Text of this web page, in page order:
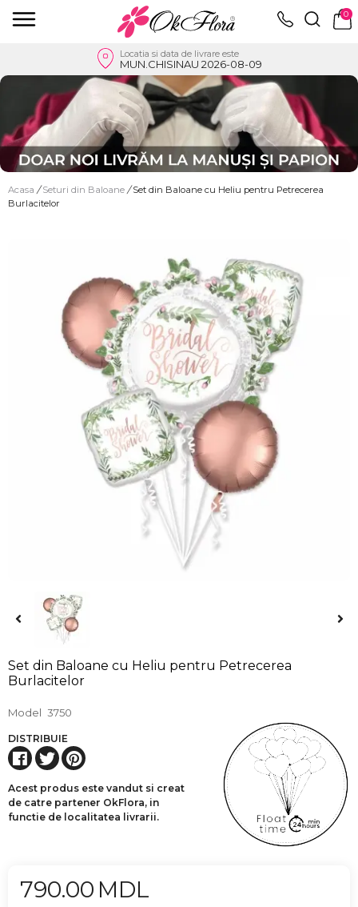
0
Locatia si data de livrare este
MUN.CHISINAU 2026-08-09
Acasa / Seturi din Baloane / Set din Baloane cu Heliu pentru Petrecerea
Burlacitelor
Set din Baloane cu Heliu pentru Petrecerea
Burlacitelor
Model 3750
DISTRIBUIE
Acest produs este vandut si creat
de catre partener OkFlora, in
functie de localitatea livrarii.
790.00 MDL